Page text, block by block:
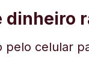
dinheiro
pelo celular